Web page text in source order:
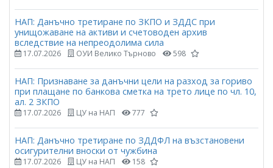
НАП: Данъчно третиране по ЗКПО и ЗДДС при
унищожаване на активи и счетоводен архив
вследствие на непреодолима сила
17.07.2026 ОУИ Велико Търново 598
НАП: Признаване за данъчни цели на разход за гориво
при плащане по банкова сметка на трето лице по чл. 10,
ал. 2 ЗКПО
17.07.2026 ЦУ на НАП 777
НАП: Данъчно третиране по ЗДДФЛ на възстановени
осигурителни вноски от чужбина
17.07.2026 ЦУ на НАП 158